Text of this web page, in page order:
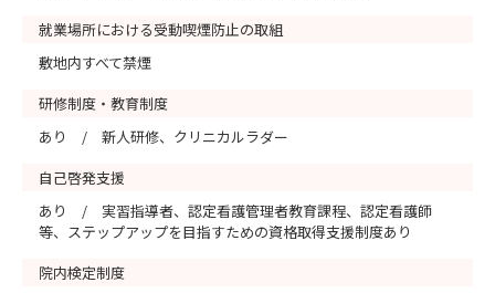
就業場所における受動喫煙防止の取組
敷地内すべて禁煙
研修制度・教育制度
あり / 新人研修、クリニカルラダー
自己啓発支援
あり / 実習指導者、認定看護管理者教育課程、認定看護師
等、ステップアップを目指すための資格取得支援制度あり
院内検定制度